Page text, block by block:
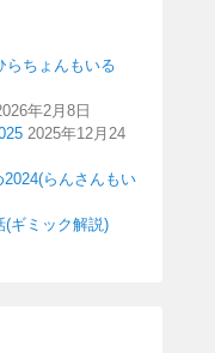
らちょんもいる
年2月8日
2025年12月24
らんさんもい
(ギミック解説)